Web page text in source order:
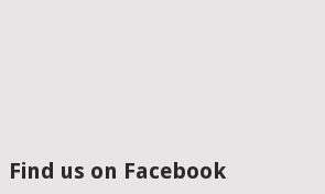
Find us on Facebook